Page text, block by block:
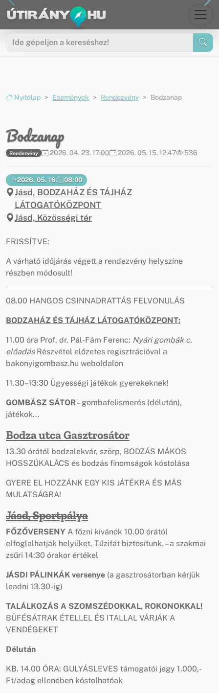
Ugrás a menüre
Ugrás a tartalomra
Nyitólap Események Rendezvény Bodzanap
Bodzanap
Rendezvény 2026. 04. 23. 17:00 2026. 05. 15. 12:47 536
2026. 05. 16. 08:00
Jásd, BODZAHÁZ ÉS TÁJHÁZ
LÁTOGATÓKÖZPONT
Jásd, Közösségi tér
FRISSÍTVE:
A várható időjárás végett a rendezvény helyszíne
részben módosult!
08.00 HANGOS CSINNADRATTÁS FELVONULÁS
BODZAHÁZ ÉS TÁJHÁZ LÁTOGATÓKÖZPONT:
11.00 óra Prof. dr. Pál-Fám Ferenc: Nyári gombák c.
előadásRészvétel előzetes regisztrációval a
bakonyigombasz.hu weboldalon
11.30–13:30 Ügyességi játékok gyerekeknek!
GOMBÁSZ SÁTOR – gombafelismerés (délután),
játékok...
Bodza utcaGasztrosátor
13.30 órától bodzalekvár, szörp, BODZÁS MÁKOS
HOSSZÚKALÁCS és bodzás finomságok kóstolása
GYERE EL HOZZÁNK EGY KIS JÁTÉKRA ÉS MÁS
MULATSÁGRA!
Jásd, Sportpálya
FŐZŐVERSENY A főzni kívánók 10.00 órától
elfoglalhatják helyüket. Tűzifát biztosítunk. – a szakmai
zsűri 14:30 órakor értékel
JÁSDI PÁLINKÁK versenye (a gasztrosátorban kérjük
leadni 13.30-ig)
TALÁLKOZÁS A SZOMSZÉDOKKAL, ROKONOKKAL!
BÜFÉSÁTRAK ÉTELLEL ÉS ITALLAL VÁRJÁK A
VENDÉGEKET
Délután
KB. 14.00 ÓRA: GULYÁSLEVES támogatói jegy 1.000,-
Ft/adag ellenében kóstolhatóak